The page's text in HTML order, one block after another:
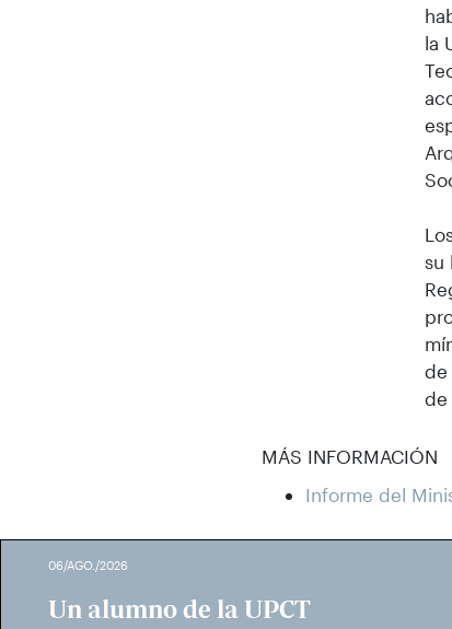
la
su
de
de
MÁS INFORMACIÓN
Informe del
06/AGO./2026
Un alumno de la UPCT